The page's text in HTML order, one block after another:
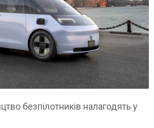
безпілотників налагодять у